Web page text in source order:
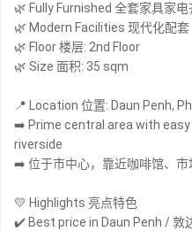
🌿 Fully Furnished 全套家具家电
🌿 Modern Facilities 现代化配套
🌿 Floor 楼层: 2nd Floor
🌿 Size 面积: 35 sqm
📍 Location 位置: Daun Penh,
➡️ Prime central area with
riverside
➡️ 位于市中心，靠近咖啡馆、
💛 Highlights 亮点特色
✔️ Best price in Daun Penh / 敦